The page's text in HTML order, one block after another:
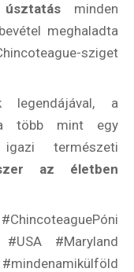
minden
meghaladta
sziget
legendájával, a
a több mint egy
igazi természeti
az életben
#USA #Maryland